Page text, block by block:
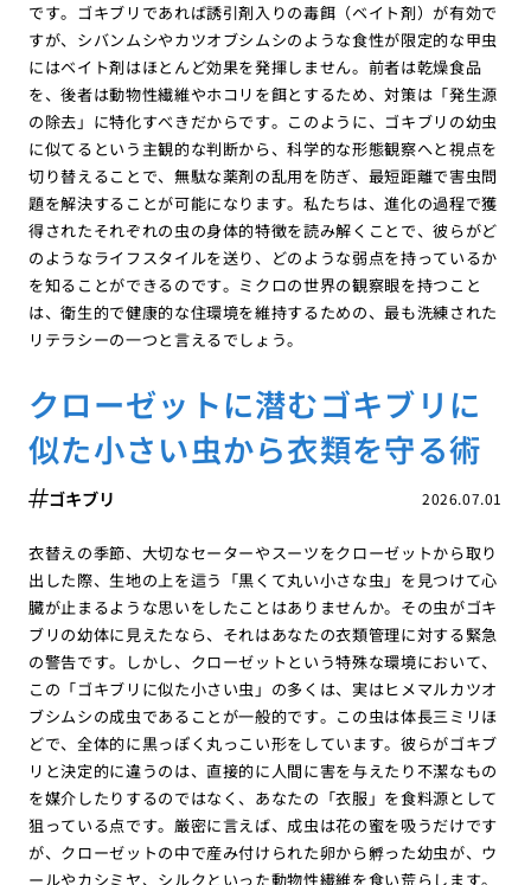
です。ゴキブリであれば誘引剤入りの毒餌（ベイト剤）が有効で
すが、シバンムシやカツオブシムシのような食性が限定的な甲虫
にはベイト剤はほとんど効果を発揮しません。前者は乾燥食品
を、後者は動物性繊維やホコリを餌とするため、対策は「発生源
の除去」に特化すべきだからです。このように、ゴキブリの幼虫
に似てるという主観的な判断から、科学的な形態観察へと視点を
切り替えることで、無駄な薬剤の乱用を防ぎ、最短距離で害虫問
題を解決することが可能になります。私たちは、進化の過程で獲
得されたそれぞれの虫の身体的特徴を読み解くことで、彼らがど
のようなライフスタイルを送り、どのような弱点を持っているか
を知ることができるのです。ミクロの世界の観察眼を持つこと
は、衛生的で健康的な住環境を維持するための、最も洗練された
リテラシーの一つと言えるでしょう。
クローゼットに潜むゴキブリに
似た小さい虫から衣類を守る術
2026.07.01
ゴキブリ
衣替えの季節、大切なセーターやスーツをクローゼットから取り
出した際、生地の上を這う「黒くて丸い小さな虫」を見つけて心
臓が止まるような思いをしたことはありませんか。その虫がゴキ
ブリの幼体に見えたなら、それはあなたの衣類管理に対する緊急
の警告です。しかし、クローゼットという特殊な環境において、
この「ゴキブリに似た小さい虫」の多くは、実はヒメマルカツオ
ブシムシの成虫であることが一般的です。この虫は体長三ミリほ
どで、全体的に黒っぽく丸っこい形をしています。彼らがゴキブ
リと決定的に違うのは、直接的に人間に害を与えたり不潔なもの
を媒介したりするのではなく、あなたの「衣服」を食料源として
狙っている点です。厳密に言えば、成虫は花の蜜を吸うだけです
が、クローゼットの中で産み付けられた卵から孵った幼虫が、ウ
ールやカシミヤ、シルクといった動物性繊維を食い荒らします。